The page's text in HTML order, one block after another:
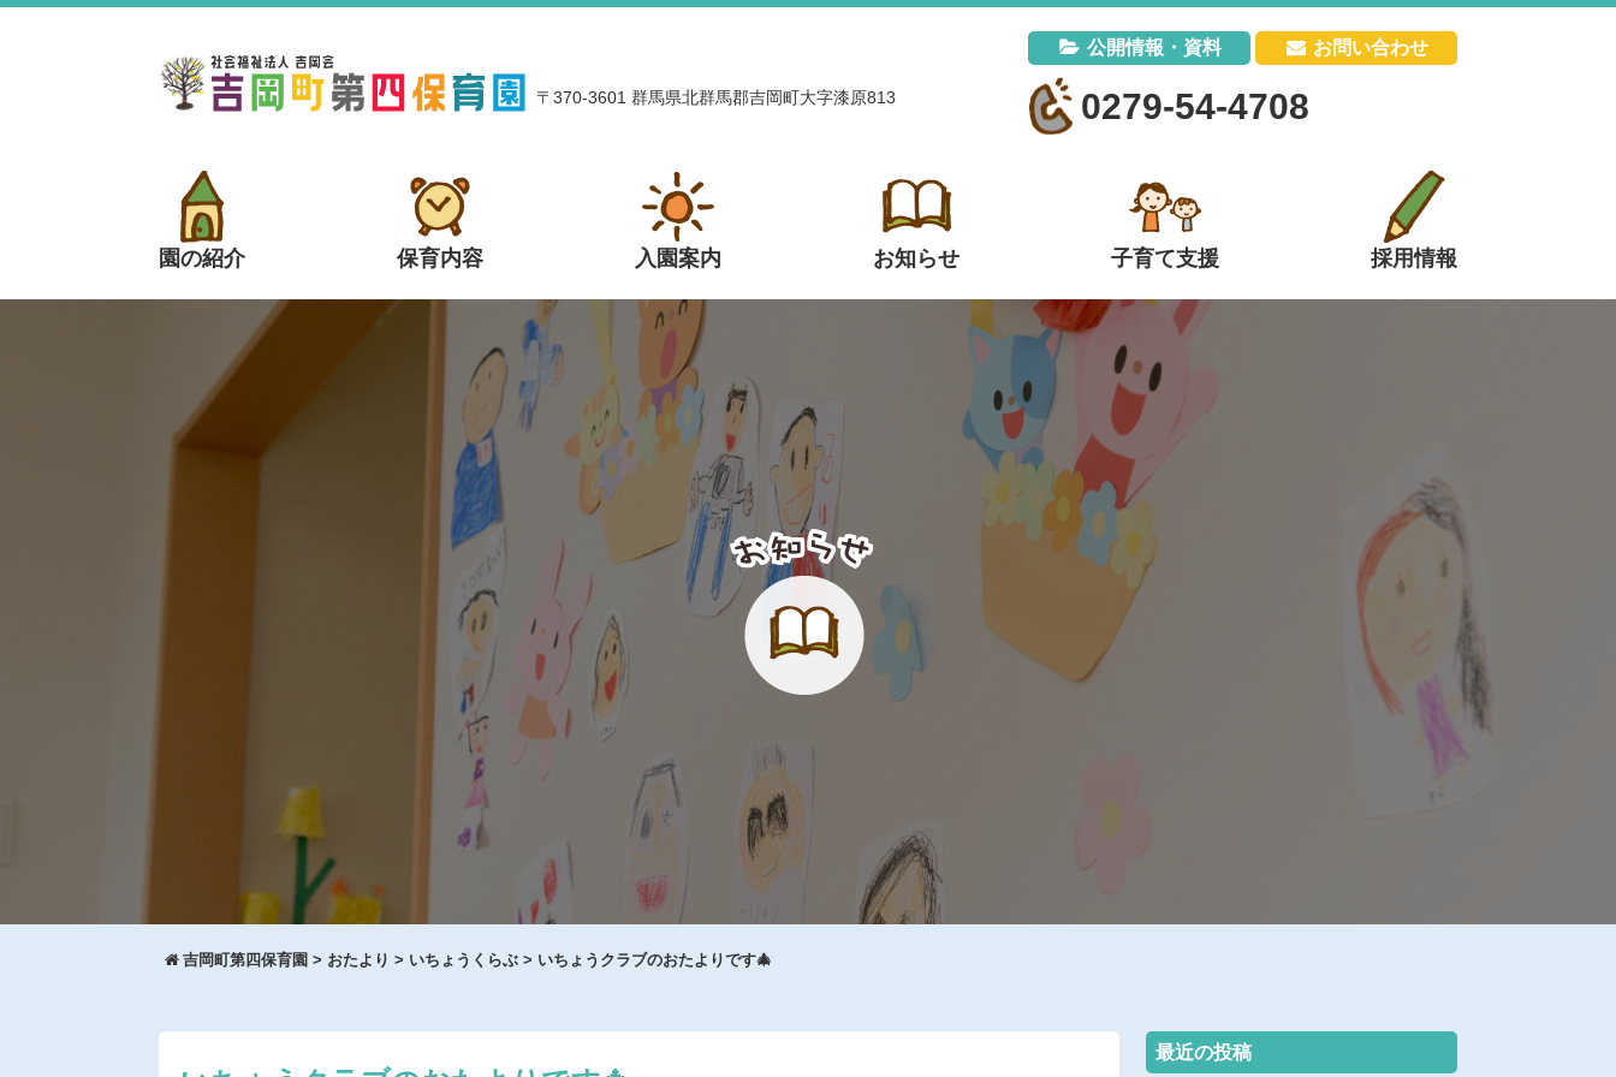
〒370-3601 群馬県北群馬郡吉岡町大字漆原813
公開情報・資料 お問い合わせ
0279-54-4708
園の紹介 保育内容 入園案内 お知らせ 子育て支援 採用情報
吉岡町第四保育園 > おたより > いちょうくらぶ > いちょうクラブのおたよりです🎄
最近の投稿